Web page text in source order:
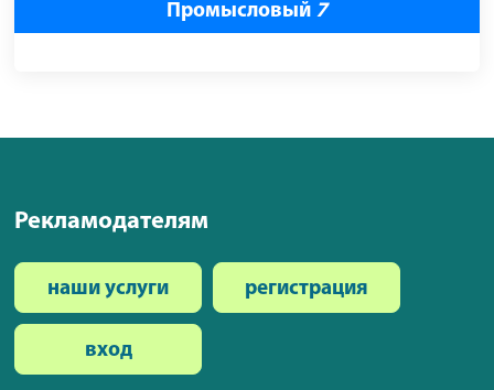
Промысловый 7
Рекламодателям
наши услуги регистрация
вход